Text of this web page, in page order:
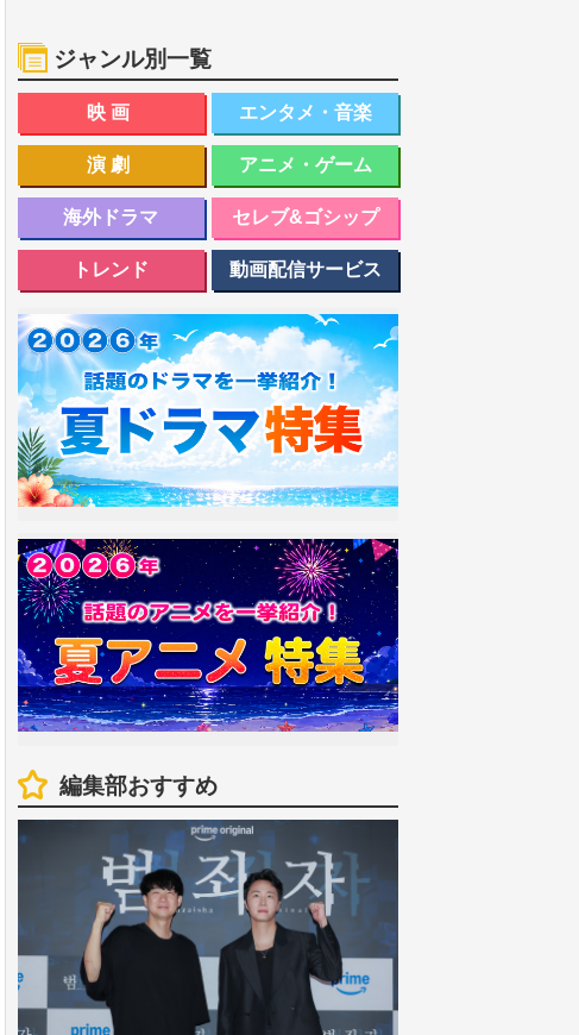
ジャンル別一覧
映画 エンタメ・音楽
演劇 アニメ・ゲーム
海外ドラマ セレブ&ゴシップ
トレンド 動画配信サービス
編集部おすすめ